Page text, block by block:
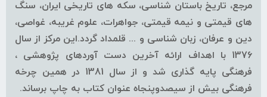
مرجع، تاریخ باستان شناسی، سکه های تاریخی ایران، سنگ
های قیمتی و نیمه قیمتی، جواهرات، علوم غریبه، غواصی،
دین و عرفان، زبان شناسی و ... قلمداد گردد.این مرکز از سال
1376 با اهداف ارائه آخرین دست آوردهای پژوهشی ،
فرهنگی پایه گذاری شد و از سال 1381 در همین چرخه
فرهنگی بیش از سیصدوپنجاه عنوان کتاب به چاپ برساند.